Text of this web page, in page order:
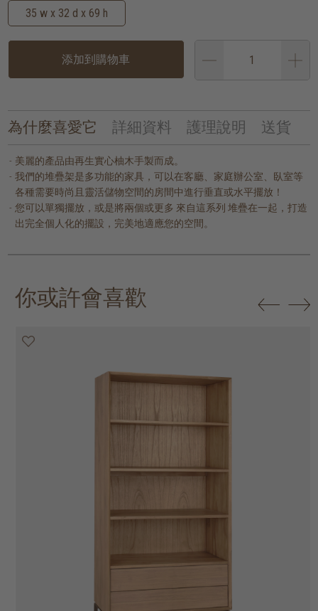
35 w x 32 d x 69 h
添加到購物車
為什麼喜愛它 詳細資料 護理說明 送貨
美麗的產品由再生實心柚木手製而成。
我們的堆疊架是多功能的家具，可以在客廳、家庭辦公室、臥室等
各種需要時尚且靈活儲物空間的房間中進行垂直或水平擺放！
您可以單獨擺放，或是將兩個或更多 來自這系列 堆疊在一起，打造
出完全個人化的擺設，完美地適應您的空間。
你或許會喜歡